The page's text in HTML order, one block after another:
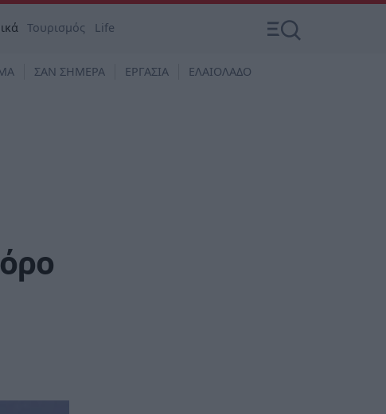
Τουρισμός Life
ΣΑΝ ΣΗΜΕΡΑ ΕΡΓΑΣΙΑ ΕΛΑΙΟΛΑΔΟ